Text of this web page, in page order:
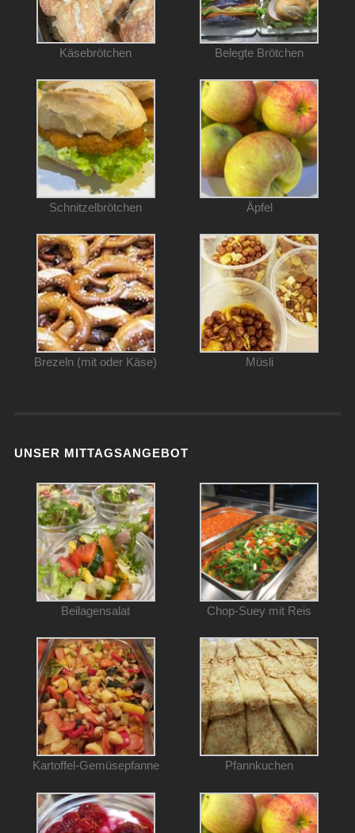
Käsebrötchen Belegte Brötchen
Schnitzelbrötchen Äpfel
Brezeln (mit oder Käse) Müsli
UNSER MITTAGSANGEBOT
Beilagensalat Chop-Suey mit Reis
Kartoffel-Gemüsepfanne Pfannkuchen